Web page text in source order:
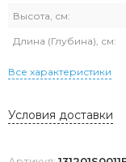
Высота, см:
Длина (Глубина), см:
Все характеристики
Условия доставки